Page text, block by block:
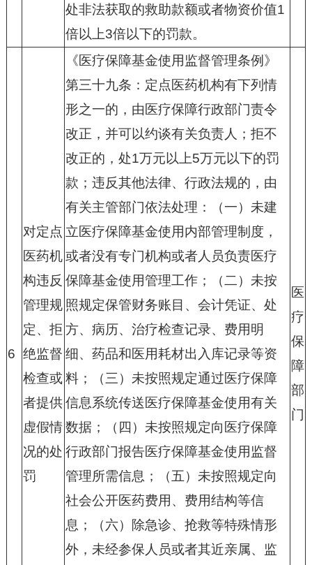
处非法获取的救助款额或者物资价值1
倍以上3倍以下的罚款。
6
对定点
医药机
构违反
管理规
定、拒
绝监督
检查或
者提供
虚假情
况的处
罚
《医疗保障基金使用监督管理条例》
第三十九条：定点医药机构有下列情
形之一的，由医疗保障行政部门责令
改正，并可以约谈有关负责人；拒不
改正的，处1万元以上5万元以下的罚
款；违反其他法律、行政法规的，由
有关主管部门依法处理：（一）未建
立医疗保障基金使用内部管理制度，
或者没有专门机构或者人员负责医疗
保障基金使用管理工作；（二）未按
照规定保管财务账目、会计凭证、处
方、病历、治疗检查记录、费用明
细、药品和医用耗材出入库记录等资
料；（三）未按照规定通过医疗保障
信息系统传送医疗保障基金使用有关
数据；（四）未按照规定向医疗保障
行政部门报告医疗保障基金使用监督
管理所需信息；（五）未按照规定向
社会公开医药费用、费用结构等信
息；（六）除急诊、抢救等特殊情形
外，未经参保人员或者其近亲属、监
医
疗
保
障
部
门